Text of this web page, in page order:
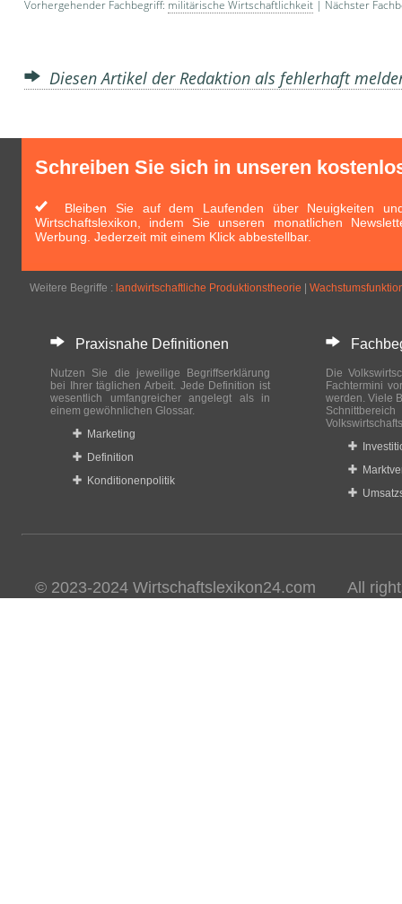
Vorhergehender Fachbegriff: militärische Wirtschaftlichkeit | Nächster
Diesen Artikel der Redaktion als fehlerhaft
Schreiben Sie sich in unseren
Bleiben Sie auf dem Laufenden über Neuigkeiten
Wirtschaftslexikon, indem Sie unseren monatlichen
Werbung. Jederzeit mit einem Klick abbestellbar.
Weitere Begriffe : landwirtschaftliche Produktionstheorie
Praxisnahe Definitionen
Nutzen Sie die jeweilige Begriffserklärung
bei Ihrer täglichen Arbeit. Jede Definition ist
wesentlich umfangreicher angelegt als in
einem gewöhnlichen Glossar.
Marketing
Definition
Konditionenpolitik
Die
Fachtermini
werden. Viele
© 2023-2024 Wirtschaftslexikon24.com All